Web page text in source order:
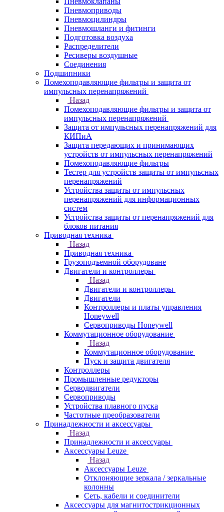
Пневмоприводы
Пневмоцилиндры
Пневмошланги и фитинги
Подготовка воздуха
Распределители
Ресиверы воздушные
Соединения
Подшипники
Помехоподавляющие фильтры и защита от
импульсных перенапряжений
Назад
Помехоподавляющие фильтры и защита от
импульсных перенапряжений
Защита от импульсных перенапряжений для
КИПиА
Защита передающих и принимающих
устройств от импульсных перенапряжений
Помехоподавляющие фильтры
Тестер для устройств защиты от импульсных
перенапряжений
Устройства защиты от импульсных
перенапряжений для информационных
систем
Устройства защиты от перенапряжений для
блоков питания
Приводная техника
Назад
Приводная техника
Грузоподъемной оборудоване
Двигатели и контроллеры
Назад
Двигатели и контроллеры
Двигатели
Контроллеры и платы управления
Honeywell
Сервоприводы Honeywell
Коммутационное оборудование
Назад
Коммутационное оборудование
Пуск и защита двигателя
Контроллеры
Промышленные редукторы
Серводвигатели
Сервоприводы
Устройства плавного пуска
Частотные преобразователи
Принадлежности и аксессуары
Назад
Принадлежности и аксессуары
Аксессуары Leuze
Назад
Аксессуары Leuze
Отклоняющие зеркала / зеркальные
колонны
Сеть, кабели и соединители
Аксессуары для магнитострикционных